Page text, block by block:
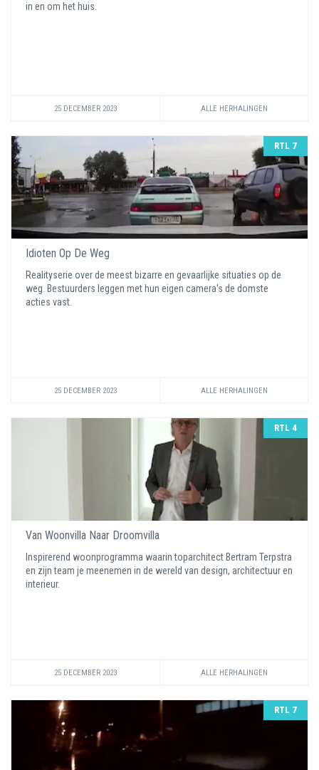
in en om het huis.
25 DECEMBER 2023 ALLE HERHALINGEN
RTL 7
Idioten Op De Weg
Realityserie over de meest bizarre en gevaarlijke situaties op de
weg. Bestuurders leggen met hun eigen camera's de domste
acties vast.
25 DECEMBER 2023 ALLE HERHALINGEN
RTL 4
Van Woonvilla Naar Droomvilla
Inspirerend woonprogramma waarin toparchitect Bertram Terpstra
en zijn team je meenemen in de wereld van design, architectuur en
interieur.
25 DECEMBER 2023 ALLE HERHALINGEN
RTL 7